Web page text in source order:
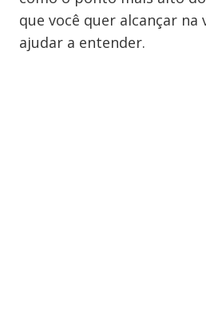
que você quer alcançar na
ajudar a entender.